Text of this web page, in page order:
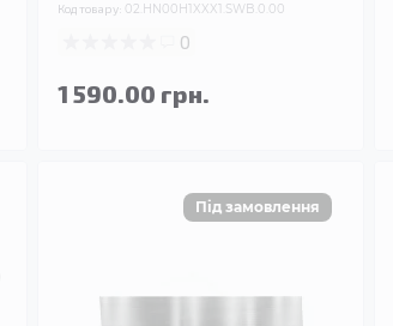
Код товару: 02.HN00H1XXX1.SWB.0.00
0
1 590.00 грн.